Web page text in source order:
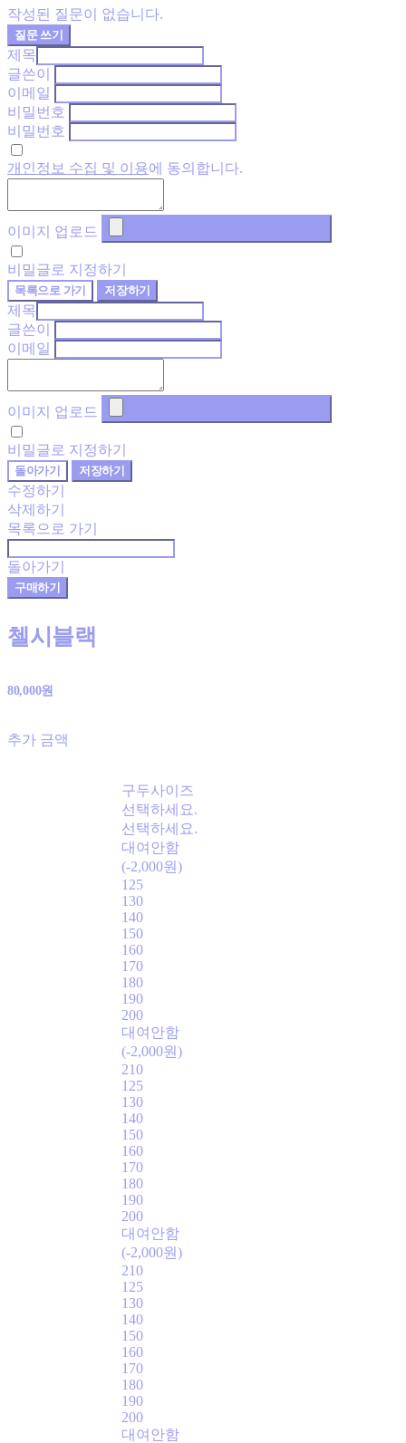
작성된 질문이 없습니다.
질문 쓰기
제목
글쓴이
이메일
비밀번호
비밀번호
개인정보 수집 및 이용에 동의합니다.
이미지 업로드
비밀글로 지정하기
목록으로 가기 저장하기
제목
글쓴이
이메일
이미지 업로드
비밀글로 지정하기
돌아가기 저장하기
수정하기
삭제하기
목록으로 가기
돌아가기
구매하기
첼시블랙
80,000원
추가 금액
구두사이즈
선택하세요.
선택하세요.
대여안함
(-2,000원)
125
130
140
150
160
170
180
190
200
대여안함
(-2,000원)
210
125
130
140
150
160
170
180
190
200
대여안함
(-2,000원)
210
125
130
140
150
160
170
180
190
200
대여안함